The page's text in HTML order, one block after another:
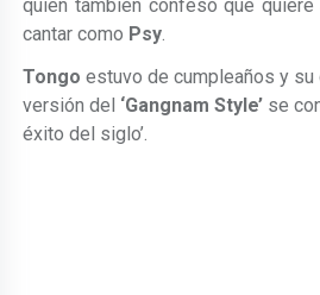
quien también confesó que quiere
cantar como Psy.
Tongo estuvo de cumpleaños y
versión del ‘Gangnam Style’ se
éxito del siglo’.